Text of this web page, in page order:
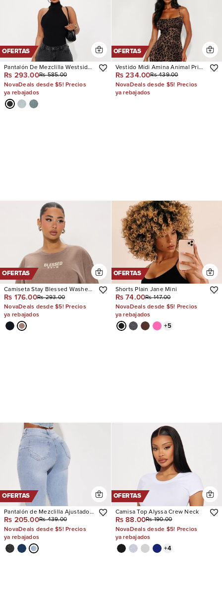
OFERTAS
Pantalón De Mezclilla Westside
Low Rise Wide Leg
Rs 293.00Rs 585.00
NovaDeals desde $5! Precios
ya rebajados
OFERTAS
Vestido Midi Amina Animal Print
Mesh Flocked
Rs 234.00Rs 439.00
NovaDeals desde $5! Precios
ya rebajados
OFERTAS
Camiseta Stay Blessed Washed
Oversized
Rs 176.00Rs 293.00
NovaDeals desde $5! Precios
ya rebajados
OFERTAS
Shorts Plain Jane Mini
Rs 74.00Rs 147.00
NovaDeals desde $5! Precios
ya rebajados
+5
OFERTAS
Pantalón de Mezclilla Ajustado
Tiro Alto Con Stretch San Diego
Sculpting
Rs 205.00Rs 439.00
NovaDeals desde $5! Precios
ya rebajados
OFERTAS
Camisa Top Alyssa Crew Neck
Rs 88.00Rs 190.00
NovaDeals desde $5! Precios
ya rebajados
+4